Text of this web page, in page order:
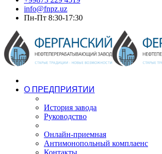
info@fnpz.uz
Пн-Пт 8:30-17:30
О ПРЕДПРИЯТИИ
История завода
Руководство
Онлайн-приемная
Антимонопольный комплаенс
Контакты